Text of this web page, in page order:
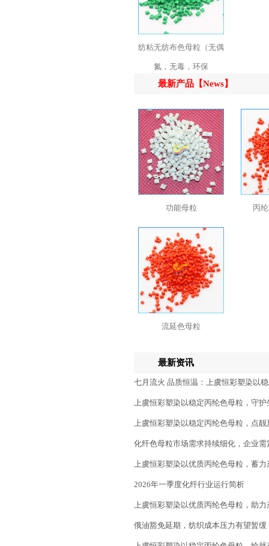
纺粘无纺布色母粒（无偶
氮，无毒，环保
最新产品【News】
功能母粒 丙
流延色母粒
最新资讯
七月流火 品质恒温：上虞恒彩塑染以
上虞恒彩塑染以稳定丙纶色母粒，守护
上虞恒彩塑染以稳定丙纶色母粒，点
化纤色母粒市场需求持续细化，企业
上虞恒彩塑染以优质丙纶色母粒，蓄力
2026年一季度化纤行业运行简析
上虞恒彩塑染以优质丙纶色母粒，助
俄油豁免延期，纺织成本压力有望暂缓